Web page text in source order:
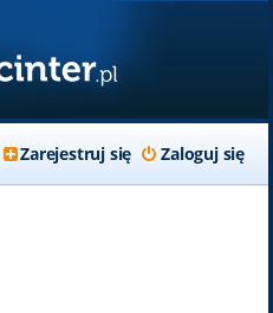
Zaloguj się
Zarejestruj się